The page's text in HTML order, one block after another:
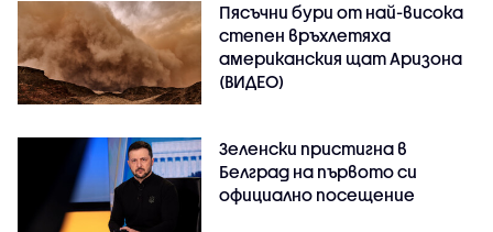
Пясъчни бури от най-висока
степен връхлетяха
американския щат Аризона
(ВИДЕО)
Зеленски пристигна в
Белград на първото си
официално посещение